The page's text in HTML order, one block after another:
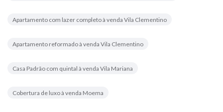
Apartamento com lazer completo à venda Vila Clementino
Apartamento reformado à venda Vila Clementino
Casa Padrão com quintal à venda Vila Mariana
Cobertura de luxo à venda Moema